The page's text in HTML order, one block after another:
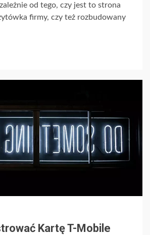
od tego, czy jest to strona
firmy, czy też rozbudowany
Kartę T-Mobile